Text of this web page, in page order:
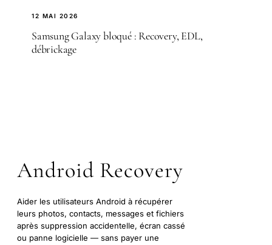
12 MAI 2026
Samsung Galaxy bloqué : Recovery, EDL,
débrickage
Android Recovery
Aider les utilisateurs Android à récupérer
leurs photos, contacts, messages et fichiers
après suppression accidentelle, écran cassé
ou panne logicielle — sans payer une